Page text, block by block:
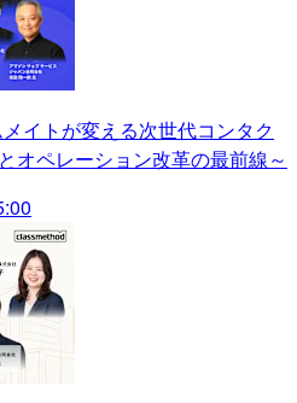
イトが変える次世代コンタク
オペレーション改革の最前線～